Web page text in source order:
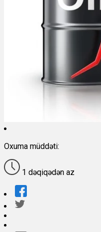
Oxuma müddəti:
1 dəqiqədən az